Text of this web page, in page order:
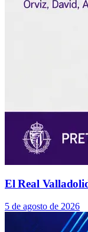
El Real
5 de agosto de 2026